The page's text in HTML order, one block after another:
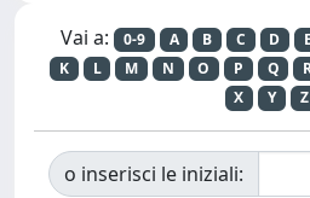
Vai a: 0-9 A B C D E
K
L M N O P Q
X
Y Z
o inserisci le iniziali: